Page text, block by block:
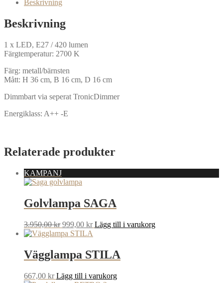
Beskrivning
Beskrivning
1 x LED, E27 / 420 lumen
Färgtemperatur: 2700 K
Färg: metall/bärnsten
Mått: H 36 cm, B 16 cm, D 16 cm
Dimmbart via seperat TronicDimmer
Energiklass: A++ -E
Relaterade produkter
KAMPANJ
Golvlampa SAGA
3.950,00kr Det
ursprungliga
3.950,00 kr.
999,00 krDet
är:
999,00 kr.
Lägg till i varukorg
Vägglampa STILA
667,00 kr Lägg till i varukorg